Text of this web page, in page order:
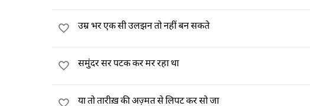
उम्र भर एक सी उलझन तो नहीं बन सकते
समुंदर सर पटक कर मर रहा था
या तो तारीख़ की अज़्मत से लिपट कर सो जा